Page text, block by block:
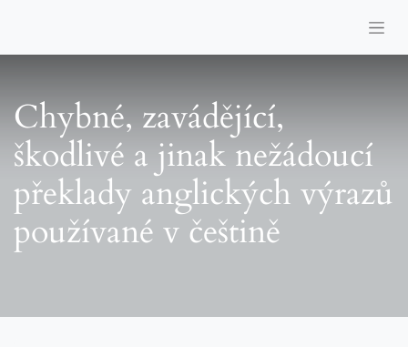
Chybné, zavádějící,
škodlivé a jinak nežádoucí
překlady anglických výrazů
používané v češtině